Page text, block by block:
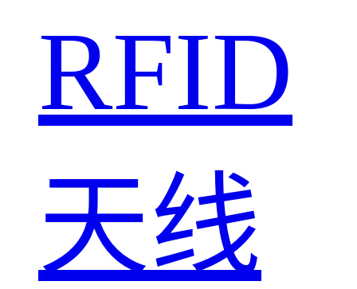
RFID
天线